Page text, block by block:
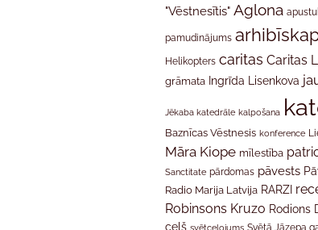
"Vēstnesītis" Aglona
pamudinājums
Helikopters caritas Caritas
grāmata Ingrīda Lisenkova
Jēkaba katedrāle kalpošana
Baznīcas Vēstnesis konference
Māra Kiope mīlestība
Sanctitate pārdomas pāvests
Radio Marija Latvija RARZI
Robinsons Kruzo Rodions
ceļš svētceļojums Svētā Jāzepa